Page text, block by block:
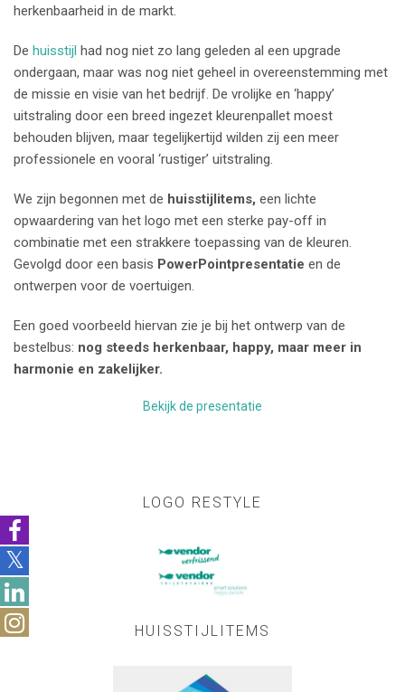
herkenbaarheid in de markt.
De huisstijl had nog niet zo lang geleden al een upgrade
ondergaan, maar was nog niet geheel in overeenstemming met
de missie en visie van het bedrijf. De vrolijke en ‘happy’
uitstraling door een breed ingezet kleurenpallet moest
behouden blijven, maar tegelijkertijd wilden zij een meer
professionele en vooral ‘rustiger’ uitstraling.
We zijn begonnen met de huisstijlitems, een lichte
opwaardering van het logo met een sterke pay-off in
combinatie met een strakkere toepassing van de kleuren.
Gevolgd door een basis PowerPointpresentatie en de
ontwerpen voor de voertuigen.
Een goed voorbeeld hiervan zie je bij het ontwerp van de
bestelbus: nog steeds herkenbaar, happy, maar meer in
harmonie en zakelijker.
Bekijk de presentatie
LOGO RESTYLE
HUISSTIJLITEMS